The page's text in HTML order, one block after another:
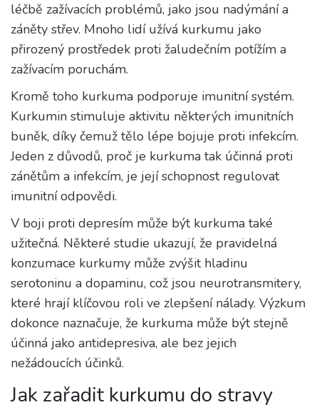
léčbě zažívacích problémů, jako jsou nadýmání a
záněty střev. Mnoho lidí užívá kurkumu jako
přirozený prostředek proti žaludečním potížím a
zažívacím poruchám.
Kromě toho kurkuma podporuje imunitní systém.
Kurkumin stimuluje aktivitu některých imunitních
buněk, díky čemuž tělo lépe bojuje proti infekcím.
Jeden z důvodů, proč je kurkuma tak účinná proti
zánětům a infekcím, je její schopnost regulovat
imunitní odpovědi.
V boji proti depresím může být kurkuma také
užitečná. Některé studie ukazují, že pravidelná
konzumace kurkumy může zvýšit hladinu
serotoninu a dopaminu, což jsou neurotransmitery,
které hrají klíčovou roli ve zlepšení nálady. Výzkum
dokonce naznačuje, že kurkuma může být stejně
účinná jako antidepresiva, ale bez jejich
nežádoucích účinků.
Jak zařadit kurkumu do stravy